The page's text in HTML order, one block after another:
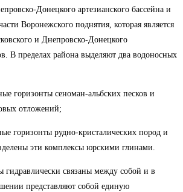
Донецкого артезианского бассейна и
Воронежского поднятия, которая является
и Днепровско-Донецкого
В пределах района выделяют два водоносных
горизонты сеноман-альбских песков и
отложений;
горизонты рудно-кристалических пород и
эти комплексы юрскими глинами.
гидравлически связаны между собой и в
представляют собой единую